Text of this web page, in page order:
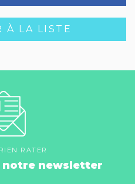
À LA LISTE
RATER
notre newsletter